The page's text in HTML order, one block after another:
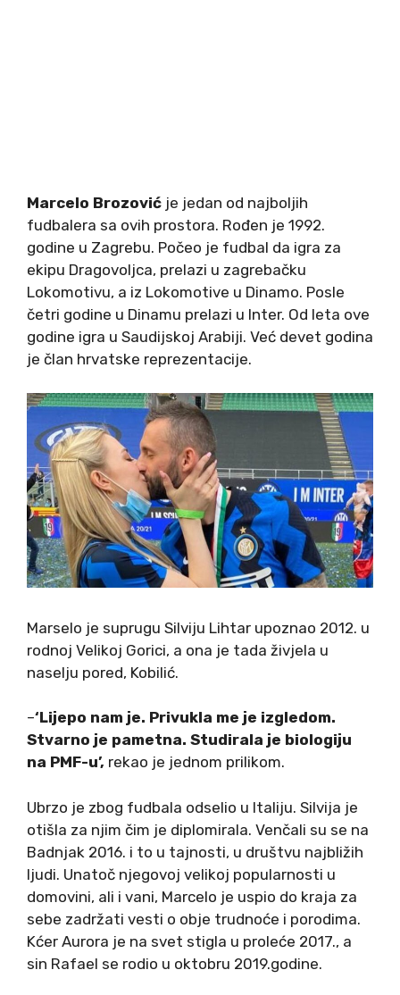
Marcelo Brozović je jedan od najboljih
fudbalera sa ovih prostora. Rođen je 1992.
godine u Zagrebu. Počeo je fudbal da igra za
ekipu Dragovoljca, prelazi u zagrebačku
Lokomotivu, a iz Lokomotive u Dinamo. Posle
četri godine u Dinamu prelazi u Inter. Od leta ove
godine igra u Saudijskoj Arabiji. Već devet godina
je član hrvatske reprezentacije.
Marselo je suprugu Silviju Lihtar upoznao 2012. u
rodnoj Velikoj Gorici, a ona je tada živjela u
naselju pored, Kobilić.
–‘Lijepo nam je. Privukla me je izgledom.
Stvarno je pametna. Studirala je biologiju
na PMF-u’, rekao je jednom prilikom.
Ubrzo je zbog fudbala odselio u Italiju. Silvija je
otišla za njim čim je diplomirala. Venčali su se na
Badnjak 2016. i to u tajnosti, u društvu najbližih
ljudi. Unatoč njegovoj velikoj popularnosti u
domovini, ali i vani, Marcelo je uspio do kraja za
sebe zadržati vesti o obje trudnoće i porodima.
Kćer Aurora je na svet stigla u proleće 2017., a
sin Rafael se rodio u oktobru 2019.godine.